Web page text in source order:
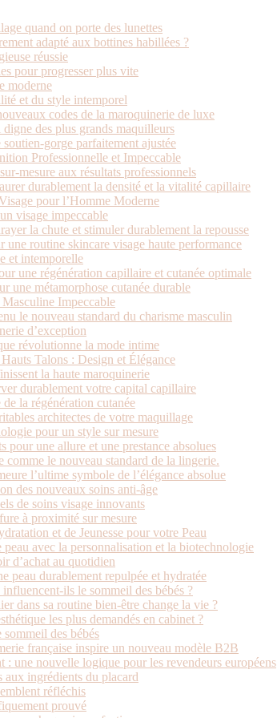
quand on porte des lunettes
adapté aux bottines habillées ?
réussie
pour progresser plus vite
moderne
et du style intemporel
codes de la maroquinerie de luxe
des plus grands maquilleurs
gorge parfaitement ajustée
Professionnelle et Impeccable
mesure aux résultats professionnels
durablement la densité et la vitalité capillaire
pour l’Homme Moderne
visage impeccable
la chute et stimuler durablement la repousse
une routine skincare visage haute performance
et intemporelle
une régénération capillaire et cutanée optimale
une métamorphose cutanée durable
Impeccable
le nouveau standard du charisme masculin
d’exception
révolutionne la mode intime
Talons : Design et Élégance
la haute maroquinerie
durablement votre capital capillaire
la régénération cutanée
architectes de votre maquillage
pour un style sur mesure
pour une allure et une prestance absolues
comme le nouveau standard de la lingerie.
l’ultime symbole de l’élégance absolue
des nouveaux soins anti-âge
de soins visage innovants
à proximité sur mesure
et de Jeunesse pour votre Peau
avec la personnalisation et la biotechnologie
d’achat au quotidien
peau durablement repulpée et hydratée
ils le sommeil des bébés ?
dans sa routine bien-être change la vie ?
les plus demandés en cabinet ?
des bébés
française inspire un nouveau modèle B2B
: une nouvelle logique pour les revendeurs européens
aux ingrédients du placard
réfléchis
prouvé